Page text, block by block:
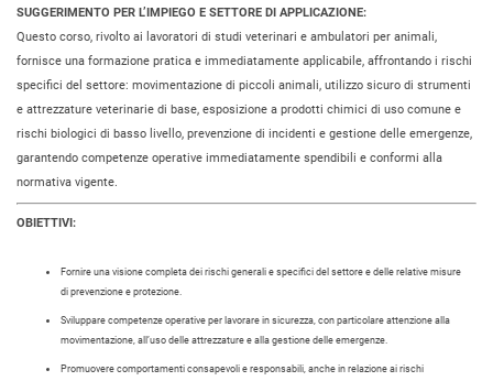
SUGGERIMENTO PER L’IMPIEGO E SETTORE DI APPLICAZIONE:
Questo corso, rivolto ai lavoratori di studi veterinari e ambulatori per animali,
fornisce una formazione pratica e immediatamente applicabile, affrontando i rischi
specifici del settore: movimentazione di piccoli animali, utilizzo sicuro di strumenti
e attrezzature veterinarie di base, esposizione a prodotti chimici di uso comune e
rischi biologici di basso livello, prevenzione di incidenti e gestione delle emergenze,
garantendo competenze operative immediatamente spendibili e conformi alla
normativa vigente.
OBIETTIVI:
Fornire una visione completa dei rischi generali e specifici del settore e delle relative misure
di prevenzione e protezione.
Sviluppare competenze operative per lavorare in sicurezza, con particolare attenzione alla
movimentazione, all’uso delle attrezzature e alla gestione delle emergenze.
Promuovere comportamenti consapevoli e responsabili, anche in relazione ai rischi